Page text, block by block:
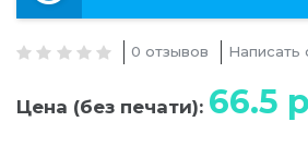
0 отзывов Написать
Цена (без печати): 66.5